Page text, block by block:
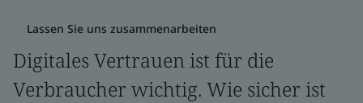
Lassen Sie uns zusammenarbeiten
Digitales Vertrauen ist für die
Verbraucher wichtig. Wie sicher ist